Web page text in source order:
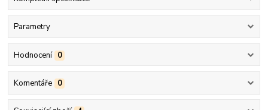
Parametry
Hodnocení 0
Komentáře 0